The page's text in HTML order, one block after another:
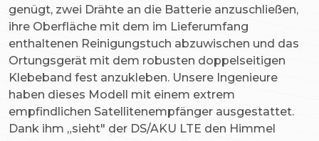
genügt, zwei Drähte an die Batterie anzuschließen,
ihre Oberfläche mit dem im Lieferumfang
enthaltenen Reinigungstuch abzuwischen und das
Ortungsgerät mit dem robusten doppelseitigen
Klebeband fest anzukleben. Unsere Ingenieure
haben dieses Modell mit einem extrem
empfindlichen Satellitenempfänger ausgestattet.
Dank ihm „sieht" der DS/AKU LTE den Himmel